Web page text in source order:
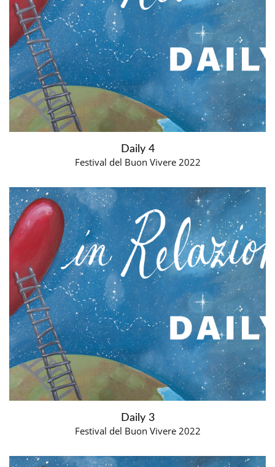
Daily 4
Festival del Buon Vivere 2022
Daily 3
Festival del Buon Vivere 2022